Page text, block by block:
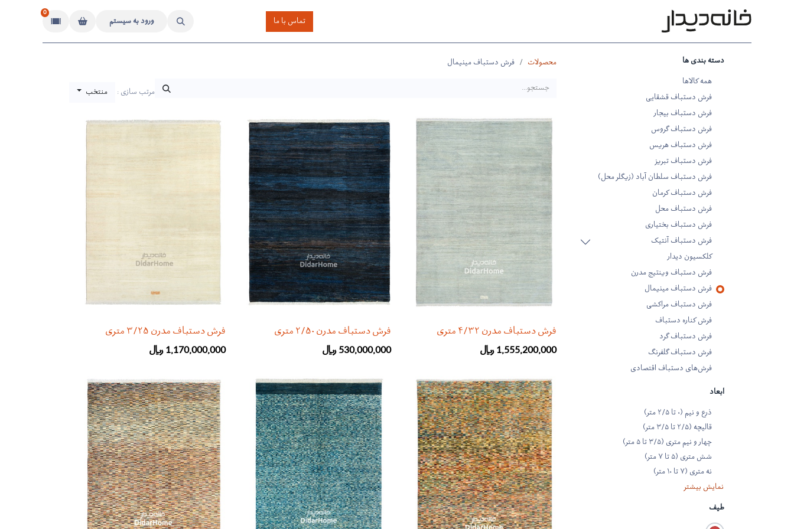
تماس با ما ورود به سیستم
0
دسته بندی ها
همه کالاها
فرش دستباف قشقایی
فرش دستباف بیجار
فرش دستباف گروس
فرش دستباف هریس
فرش دستباف تبریز
فرش دستباف سلطان آباد (زیگلر محل)
فرش دستباف کرمان
فرش دستباف محل
فرش دستباف بختیاری
فرش دستباف آنتیک
کلکسیون دیدار
فرش دستباف وینتیج مدرن
فرش دستباف مینیمال
فرش دستباف مراکشی
فرش کناره دستباف
فرش دستباف گرد
فرش دستباف گلفرنگ
فرش‌های دستباف اقتصادی
ابعاد
ذرع و نیم (۰ تا ۲/۵ متر)
قالیچه (۲/۵ تا ۳/۵ متر)
چهار و نیم متری (۳/۵ تا ۵ متر)
شش متری (۵ تا ۷ متر)
نه متری (۷ تا ۱۰ متر)
نمایش بیشتر
طیف
محصولات فرش دستباف مینیمال
مرتب سازی : منتخب
فرش دستباف مدرن ۴/۳۲ متری
1,555,200,000﷼
فرش دستباف مدرن ۲/۵۰ متری
530,000,000﷼
فرش دستباف مدرن ۳/۲۵ متری
1,170,000,000﷼